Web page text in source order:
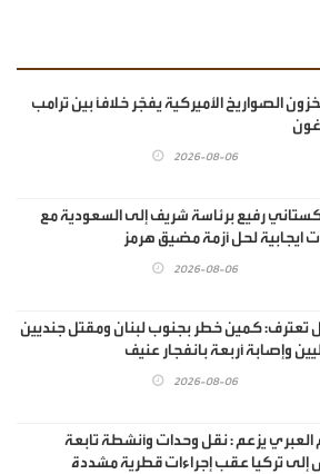
الصواريخ الأميركية يفجّر خلافًا بين ترامب
2026-08-06
رفيع برئاسة شريف إلى السعودية مع
ايجابية لحل أزمة مضيق هرمز
2026-08-06
تعترف: كمين خطر بجنوب لبنان ومقتل جنديين
وإصابة أربعة بانفجار عنيف
2026-08-06
العبري يزعم : نقل وحدات وأنشطة تابعة
إلى تركيا عقب إجراءات قطرية مشددة